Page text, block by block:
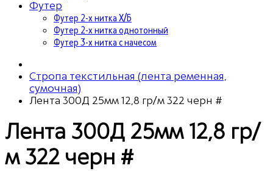
Футер
Футер 2-х нитка Х/Б
Футер 2-х нитка однотонный
Футер 3-х нитка с начесом
Стропа текстильная (лента ременная,
сумочная)
Лента 300Д 25мм 12,8 гр/м 322 черн #
Лента 300Д 25мм 12,8 гр/
м 322 черн #